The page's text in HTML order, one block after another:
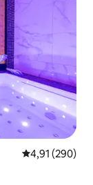
4,91 (290)